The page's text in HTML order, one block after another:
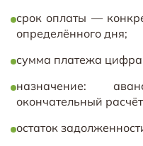
срок оплаты —
определённого дня;
сумма платежа
назначение:
окончательный
остаток